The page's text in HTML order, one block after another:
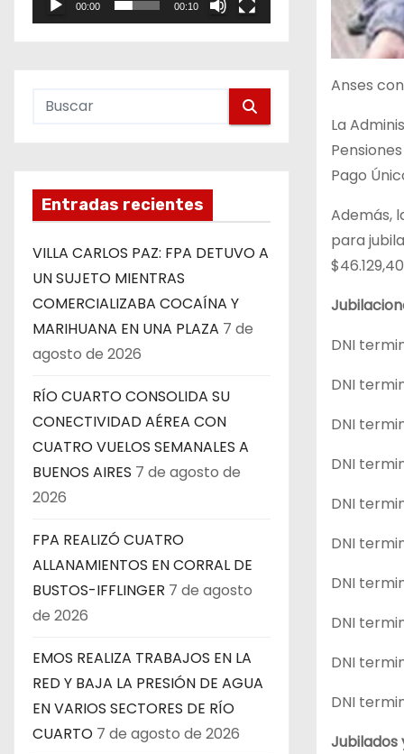
00:00 00:10
Entradas recientes
VILLA CARLOS PAZ: FPA DETUVO A
UN SUJETO MIENTRAS
COMERCIALIZABA COCAÍNA Y
MARIHUANA EN UNA PLAZA 7 de
agosto de 2026
RÍO CUARTO CONSOLIDA SU
CONECTIVIDAD AÉREA CON
CUATRO VUELOS SEMANALES A
BUENOS AIRES 7 de agosto de
2026
FPA REALIZÓ CUATRO
ALLANAMIENTOS EN CORRAL DE
BUSTOS-IFFLINGER 7 de agosto
de 2026
EMOS REALIZA TRABAJOS EN LA
RED Y BAJA LA PRESIÓN DE AGUA
EN VARIOS SECTORES DE RÍO
CUARTO 7 de agosto de 2026
Anses
La
Pago
Además,
para
DNI
DNI
DNI
DNI
DNI
DNI
DNI
DNI
DNI
DNI
Jubilados